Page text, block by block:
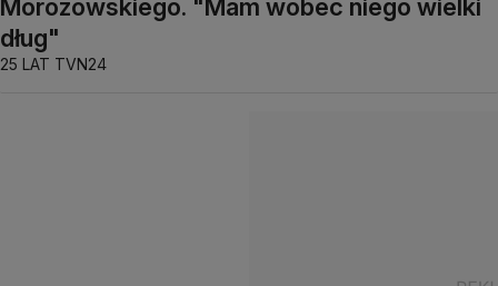
Morozowskiego. "Mam wobec niego wielki
dług"
25 LAT TVN24